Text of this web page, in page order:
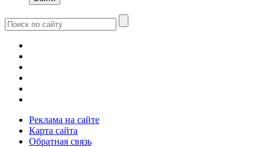
Реклама на сайте
Карта сайта
Обратная связь